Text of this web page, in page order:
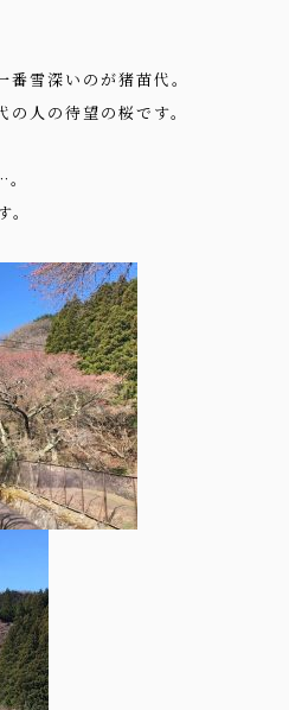
雪深いのが猪苗代。
人の待望の桜です。